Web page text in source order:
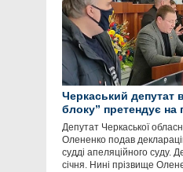
Черкаський депутат
блоку” претендує на
Депутат Черкаської
Олененко подав
судді апеляційного суду.
січня. Нині прізвище